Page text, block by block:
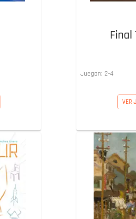
Final
Juegan: 2-4
VER